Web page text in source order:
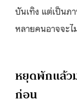
บันเทิง แต่เป็น
หลายคนอาจจะไ
หยุดพักแล้ว
ก่อน